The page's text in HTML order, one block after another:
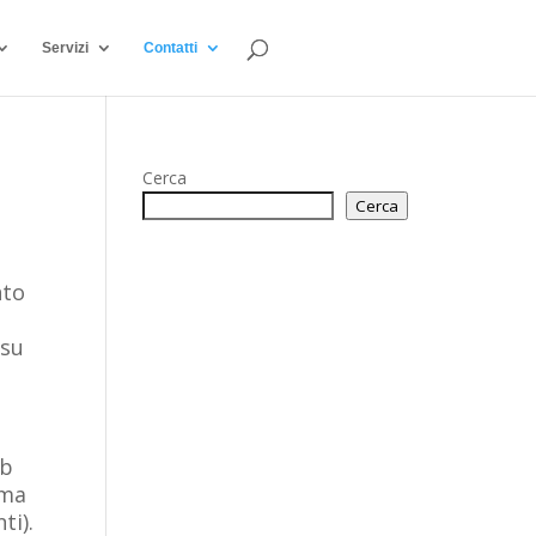
Servizi Contatti
Cerca
Cerca